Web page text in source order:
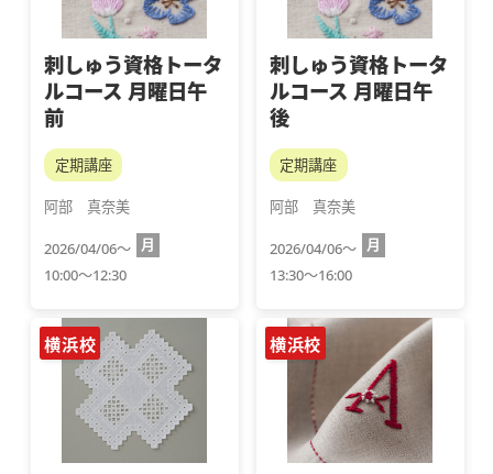
刺しゅう資格トータ
ルコース 月曜日午
前
定期講座
阿部　真奈美
2026/04/06～ 月
10:00～12:30
刺しゅう資格トータ
ルコース 月曜日午
後
定期講座
阿部　真奈美
2026/04/06～ 月
13:30～16:00
横浜校 横浜校